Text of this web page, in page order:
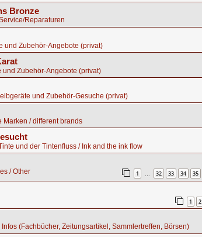
Bronze
Reparaturen
und Zubehör-Angebote (privat)
und Zubehör-Angebote (privat)
und Zubehör-Gesuche (privat)
Marken / different brands
und der Tintenfluss / Ink and the ink flow
/ Other 1 32 33 34 35
1 2
Infos (Fachbücher, Zeitungsartikel, Sammlertreffen, Börsen)